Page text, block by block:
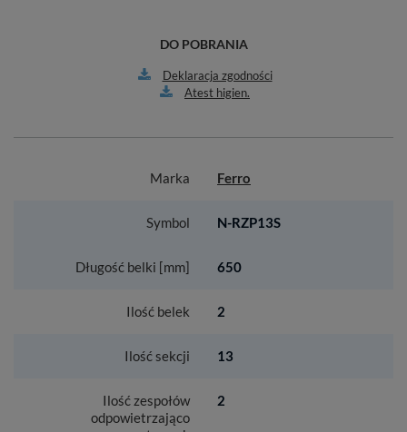
DO POBRANIA
Deklaracja zgodności
Atest higien.
Marka Ferro
Symbol N-RZP13S
Długość belki [mm] 650
Ilość belek 2
Ilość sekcji 13
Ilość zespołów
odpowietrzająco
2